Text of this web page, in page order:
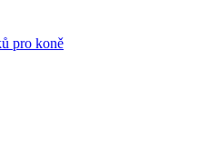
pro koně